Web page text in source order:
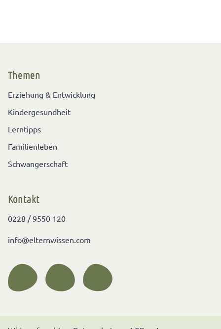
Themen
Erziehung & Entwicklung
Kindergesundheit
Lerntipps
Familienleben
Schwangerschaft
Kontakt
0228 / 9550 120
info@elternwissen.com